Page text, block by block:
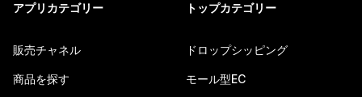
アプリカテゴリー
販売チャネル
商品を探す
トップカテゴリー
ドロップシッピング
モール型EC